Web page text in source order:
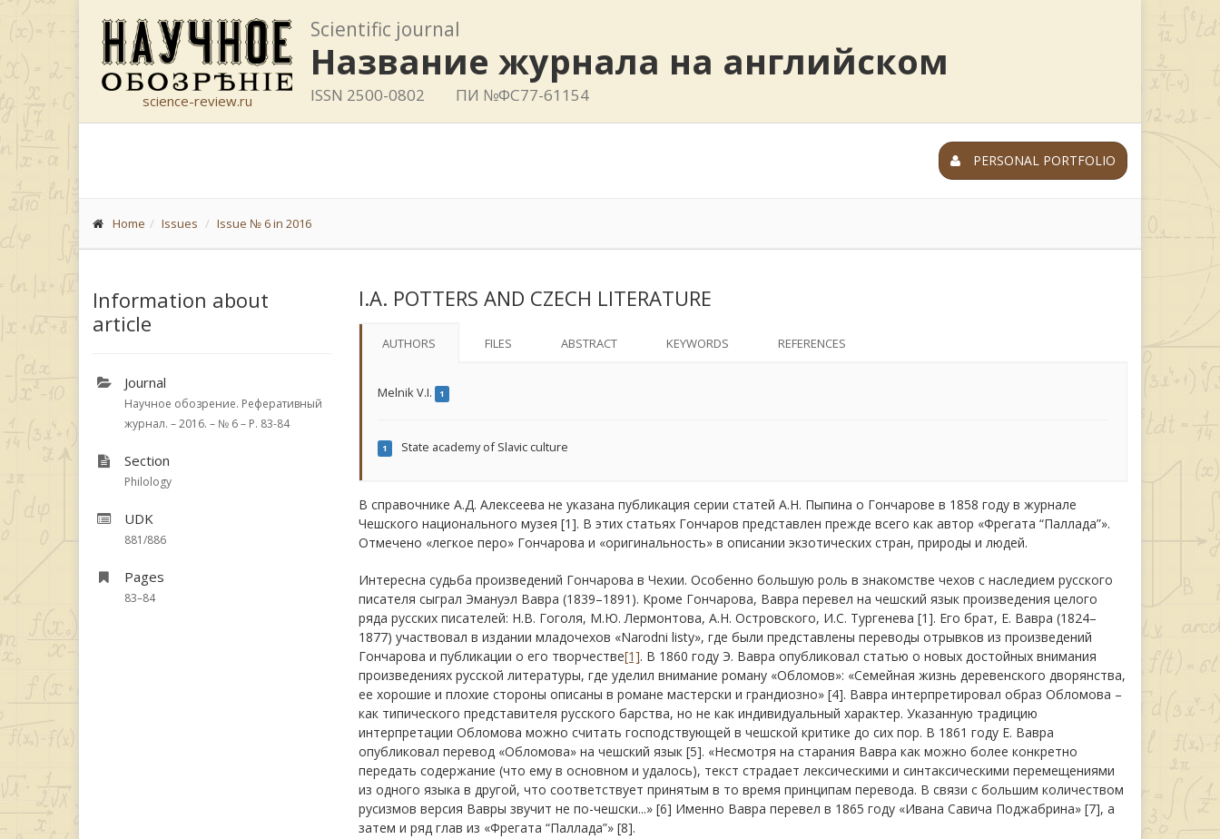
science-review.ru
Scientific journal
Название журнала на английском
ISSN 2500-0802 ПИ №ФС77-61154
PERSONAL PORTFOLIO
Home Issues Issue № 6 in 2016
Information about
article
Journal
Научное обозрение. Реферативный
журнал. – 2016. – № 6 – P. 83-84
Section
Philology
UDK
881/886
Pages
83–84
I.A. POTTERS AND CZECH LITERATURE
AUTHORS FILES ABSTRACT KEYWORDS REFERENCES
Melnik V.I. 1
1 State academy of Slavic culture
В справочнике А.Д. Алексеева не указана публикация серии статей А.Н. Пыпина о Гончарове в 1858 году в журнале
Чешского национального музея [1]. В этих статьях Гончаров представлен прежде всего как автор «Фрегата “Паллада”».
Отмечено «легкое перо» Гончарова и «оригинальность» в описании экзотических стран, природы и людей.
Интересна судьба произведений Гончарова в Чехии. Особенно большую роль в знакомстве чехов с наследием русского
писателя сыграл Эмануэл Вавра (1839–1891). Кроме Гончарова, Вавра перевел на чешский язык произведения целого
ряда русских писателей: Н.В. Гоголя, М.Ю. Лермонтова, А.Н. Островского, И.С. Тургенева [1]. Его брат, Е. Вавра (1824–
1877) участвовал в издании младочехов «Narodni listy», где были представлены переводы отрывков из произведений
Гончарова и публикации о его творчестве[1]. В 1860 году Э. Вавра опубликовал статью о новых достойных внимания
произведениях русской литературы, где уделил внимание роману «Обломов»: «Семейная жизнь деревенского дворянства,
ее хорошие и плохие стороны описаны в романе мастерски и грандиозно» [4]. Вавра интерпретировал образ Обломова –
как типического представителя русского барства, но не как индивидуальный характер. Указанную традицию
интерпретации Обломова можно считать господствующей в чешской критике до сих пор. В 1861 году Е. Вавра
опубликовал перевод «Обломова» на чешский язык [5]. «Несмотря на старания Вавра как можно более конкретно
передать содержание (что ему в основном и удалось), текст страдает лексическими и синтаксическими перемещениями
из одного языка в другой, что соответствует принятым в то время принципам перевода. В связи с большим количеством
русизмов версия Вавры звучит не по-чешски...» [6] Именно Вавра перевел в 1865 году «Ивана Савича Поджабрина» [7], а
затем и ряд глав из «Фрегата “Паллада”» [8].